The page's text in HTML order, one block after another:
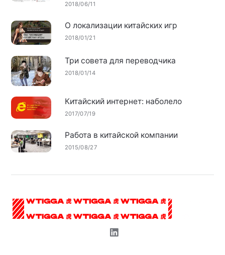
2018/06/11
О локализации китайских игр
2018/01/21
Три совета для переводчика
2018/01/14
Китайский интернет: наболело
2017/07/19
Работа в китайской компании
2015/08/27